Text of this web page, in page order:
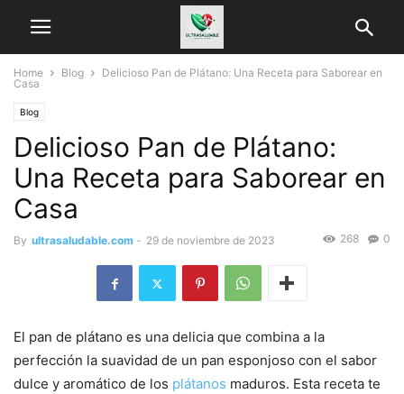
Home Blog
Delicioso Pan de Plátano: Una Receta para Saborear en
Casa
Blog
Delicioso Pan de Plátano:
Una Receta para Saborear en
Casa
By ultrasaludable.com - 29 de noviembre de 2023 0
268
El pan de plátano es una delicia que combina a la
perfección la suavidad de un pan esponjoso con el sabor
dulce y aromático de los plátanos maduros. Esta receta te